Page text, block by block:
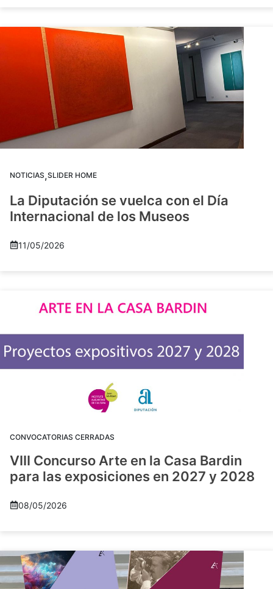
NOTICIAS,SLIDER HOME
La Diputación se vuelca con el Día
Internacional de los Museos
11/05/2026
CONVOCATORIAS CERRADAS
VIII Concurso Arte en la Casa Bardin
para las exposiciones en 2027 y 2028
08/05/2026